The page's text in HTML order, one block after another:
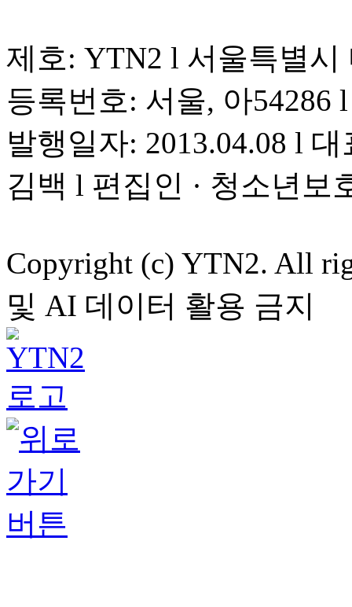
제호: YTN2 l 서울특별
등록번호: 서울, 아54286
발행일자: 2013.04.08 l
김백 l 편집인 · 청소년보
Copyright (c) YTN2. All
및 AI 데이터 활용 금지